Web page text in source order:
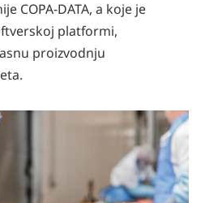
COPA-DATA, a koje je
platformi,
proizvodnju